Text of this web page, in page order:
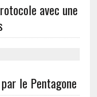
avec une
le Pentagone